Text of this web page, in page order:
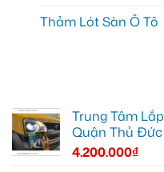
Thảm Lót Sàn Ô Tô
Trung Tâm
Quận Thủ
4.200.000₫